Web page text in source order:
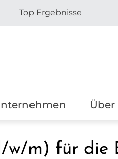
Top Ergebnisse
Über
w/m) für die